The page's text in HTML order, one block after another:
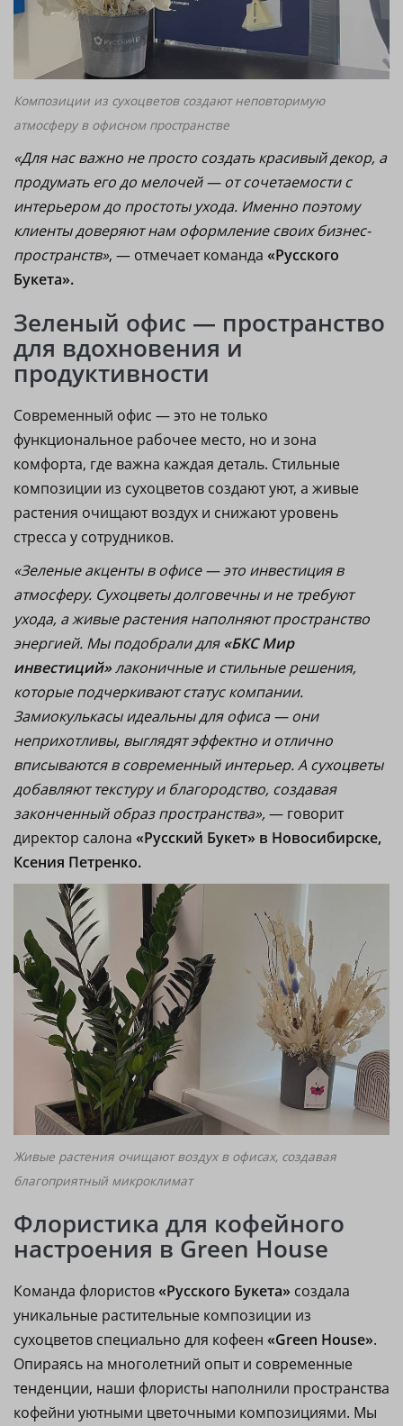
Композиции из сухоцветов создают неповторимую
атмосферу в офисном пространстве
«Для нас важно не просто создать красивый декор, а
продумать его до мелочей — от сочетаемости с
интерьером до простоты ухода. Именно поэтому
клиенты доверяют нам оформление своих бизнес-
пространств», — отмечает команда «Русского
Букета».
Зеленый офис — пространство
для вдохновения и
продуктивности
Современный офис — это не только
функциональное рабочее место, но и зона
комфорта, где важна каждая деталь. Стильные
композиции из сухоцветов создают уют, а живые
растения очищают воздух и снижают уровень
стресса у сотрудников.
«Зеленые акценты в офисе — это инвестиция в
атмосферу. Сухоцветы долговечны и не требуют
ухода, а живые растения наполняют пространство
энергией. Мы подобрали для«БКС Мир
инвестиций»лаконичные и стильные решения,
которые подчеркивают статус компании.
Замиокулькасы идеальны для офиса — они
неприхотливы, выглядят эффектно и отлично
вписываются в современный интерьер. А сухоцветы
добавляют текстуру и благородство, создавая
законченный образ пространства», — говорит
директор салона «Русский Букет» в Новосибирске,
Ксения Петренко.
Живые растения очищают воздух в офисах, создавая
благоприятный микроклимат
Флористика для кофейного
настроения в Green House
Команда флористов«Русского Букета» создала
уникальные растительные композиции из
сухоцветов специально для кофеен «Green House».
Опираясь на многолетний опыт и современные
тенденции, наши флористы наполнили пространства
кофейни уютными цветочными композициями. Мы